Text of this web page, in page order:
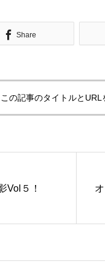
Share
この記事のタイトルとURL
Vol５！